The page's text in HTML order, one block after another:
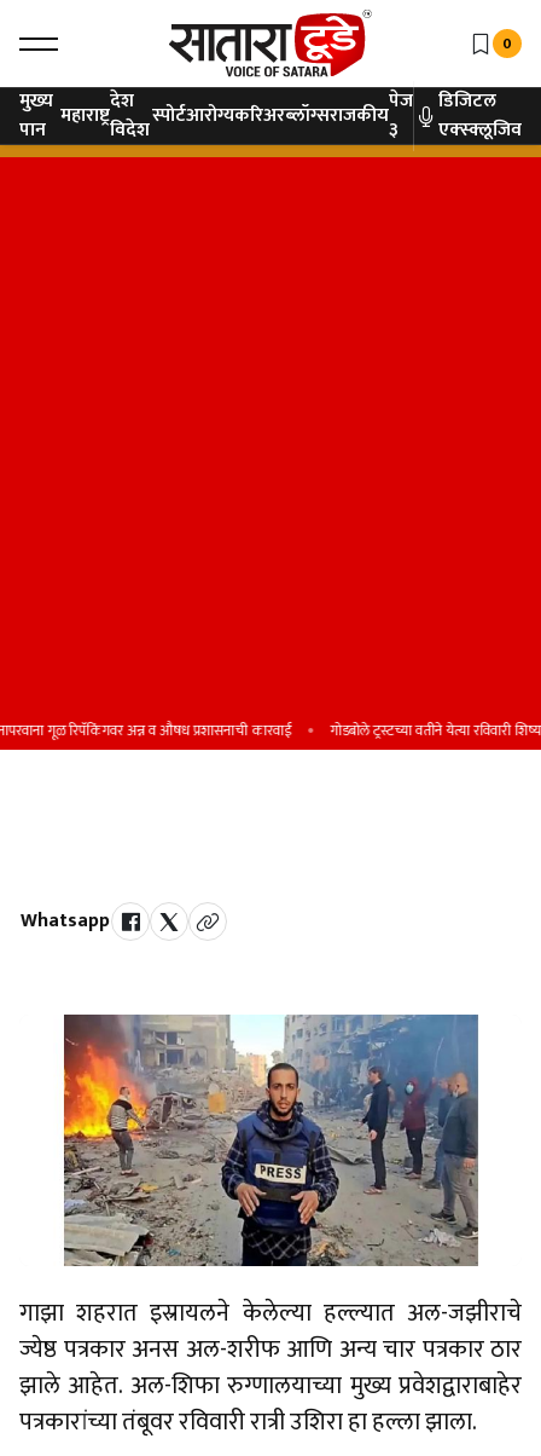
0
मुख्य
पान महाराष्ट्रदेश
विदेशस्पोर्टआरोग्यकरिअरब्लॉग्सराजकीयपेज
३
डिजिटल
एक्स्क्लूजिव
गूळ रिपॅकिंगवर अन्न व औषध प्रशासनाची कारवाई गोडबोले ट्रस्टच्या वतीने येत्या रविवारी शिष्यवृत्ती
Whatsapp
गाझा शहरात इस्रायलने केलेल्या हल्ल्यात अल-जझीराचे
ज्येष्ठ पत्रकार अनस अल-शरीफ आणि अन्य चार पत्रकार ठार
झाले आहेत. अल-शिफा रुग्णालयाच्या मुख्य प्रवेशद्वाराबाहेर
पत्रकारांच्या तंबूवर रविवारी रात्री उशिरा हा हल्ला झाला.